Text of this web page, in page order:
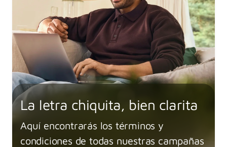
La letra chiquita, bien clarita
Aquí encontrarás los términos y
condiciones de todas nuestras campañas